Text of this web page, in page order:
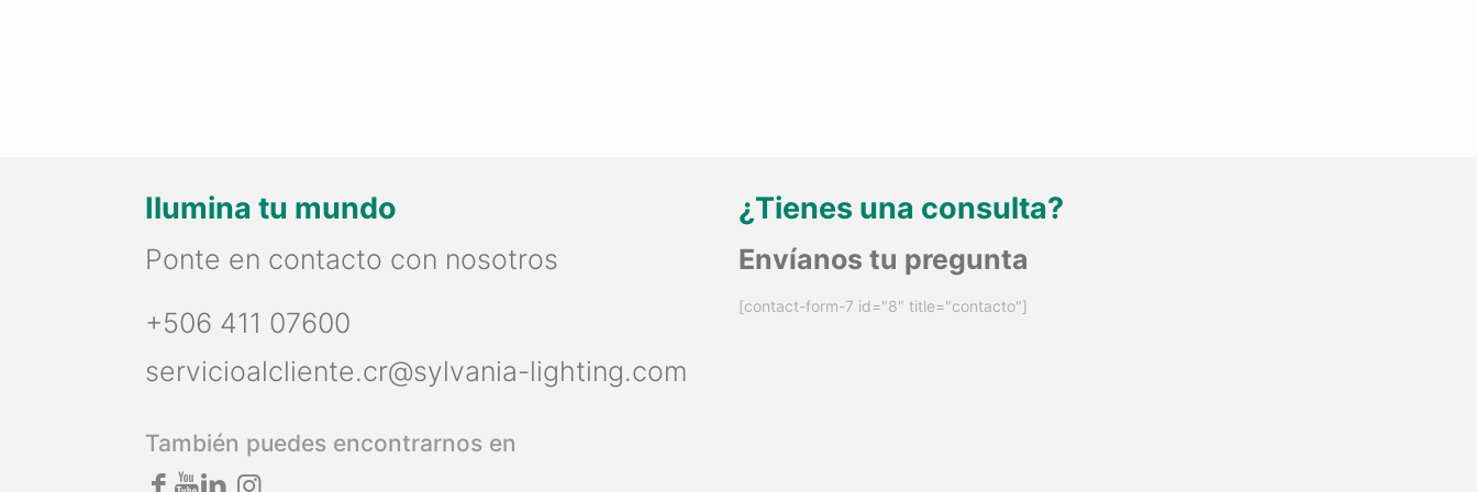
Ilumina tu mundo
Ponte en contacto con nosotros
+506 411 07600
servicioalcliente.cr@sylvania-lighting.com
También puedes encontrarnos en
¿Tienes una consulta?
Envíanos tu pregunta
[contact-form-7 id="8" title="contacto"]